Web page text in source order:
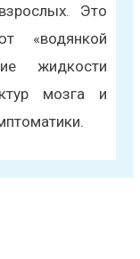
Это
«водянкой
жидкости
мозга и